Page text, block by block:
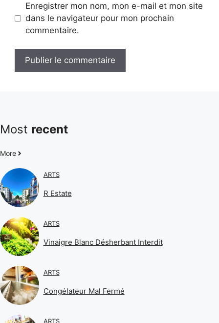
Enregistrer mon nom, mon e-mail et mon site
dans le navigateur pour mon prochain
commentaire.
Most recent
More
ARTS
R Estate
ARTS
Vinaigre Blanc Désherbant Interdit
ARTS
Congélateur Mal Fermé
ARTS